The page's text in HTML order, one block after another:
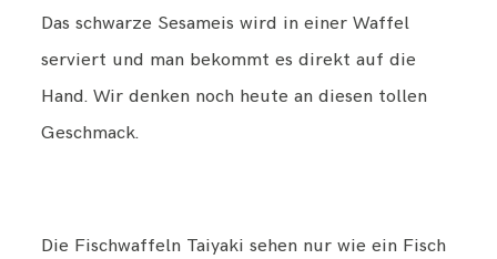
Das schwarze Sesameis wird in einer Waffel
serviert und man bekommt es direkt auf die
Hand. Wir denken noch heute an diesen tollen
Geschmack.
Die Fischwaffeln Taiyaki sehen nur wie ein Fisch